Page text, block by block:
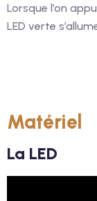
Lorsque l’on
LED verte
Matériel
La LED